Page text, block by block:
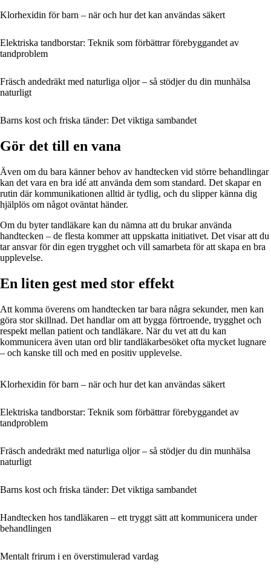
Klorhexidin för barn – när och hur det kan användas säkert
Elektriska tandborstar: Teknik som förbättrar förebyggandet av
tandproblem
Fräsch andedräkt med naturliga oljor – så stödjer du din munhälsa
naturligt
Barns kost och friska tänder: Det viktiga sambandet
Gör det till en vana
Även om du bara känner behov av handtecken vid större behandlingar
kan det vara en bra idé att använda dem som standard. Det skapar en
rutin där kommunikationen alltid är tydlig, och du slipper känna dig
hjälplös om något oväntat händer.
Om du byter tandläkare kan du nämna att du brukar använda
handtecken – de flesta kommer att uppskatta initiativet. Det visar att du
tar ansvar för din egen trygghet och vill samarbeta för att skapa en bra
upplevelse.
En liten gest med stor effekt
Att komma överens om handtecken tar bara några sekunder, men kan
göra stor skillnad. Det handlar om att bygga förtroende, trygghet och
respekt mellan patient och tandläkare. När du vet att du kan
kommunicera även utan ord blir tandläkarbesöket ofta mycket lugnare
– och kanske till och med en positiv upplevelse.
Klorhexidin för barn – när och hur det kan användas säkert
Elektriska tandborstar: Teknik som förbättrar förebyggandet av
tandproblem
Fräsch andedräkt med naturliga oljor – så stödjer du din munhälsa
naturligt
Barns kost och friska tänder: Det viktiga sambandet
Handtecken hos tandläkaren – ett tryggt sätt att kommunicera under
behandlingen
Mentalt frirum i en överstimulerad vardag